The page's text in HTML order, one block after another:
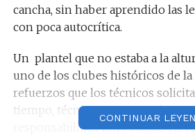
cancha, sin haber aprendido las
con poca autocrítica.
Un plantel que no estaba a la
uno de los clubes históricos de la
refuerzos que los técnicos
tiempo, técnicos que se tuvieron
responsabilidad haya estado en
CONTINUAR